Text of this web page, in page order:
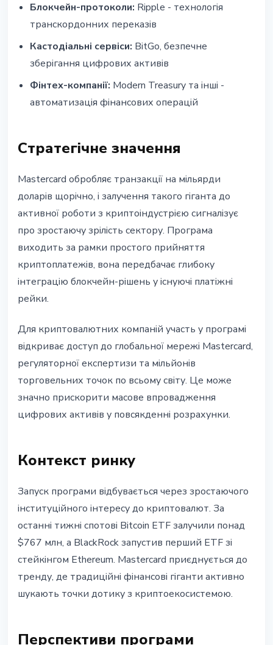
Блокчейн-протоколи: Ripple - технологія
транскордонних переказів
Кастодіальні сервіси: BitGo, безпечне
зберігання цифрових активів
Фінтех-компанії: Modern Treasury та інші -
автоматизація фінансових операцій
Стратегічне значення
Mastercard обробляє транзакції на мільярди
доларів щорічно, і залучення такого гіганта до
активної роботи з криптоіндустрією сигналізує
про зростаючу зрілість сектору. Програма
виходить за рамки простого прийняття
криптоплатежів, вона передбачає глибоку
інтеграцію блокчейн-рішень у існуючі платіжні
рейки.
Для криптовалютних компаній участь у програмі
відкриває доступ до глобальної мережі Mastercard,
регуляторної експертизи та мільйонів
торговельних точок по всьому світу. Це може
значно прискорити масове впровадження
цифрових активів у повсякденні розрахунки.
Контекст ринку
Запуск програми відбувається через зростаючого
інституційного інтересу до криптовалют. За
останні тижні спотові Bitcoin ETF залучили понад
$767 млн, а BlackRock запустив перший ETF зі
стейкінгом Ethereum. Mastercard приєднується до
тренду, де традиційні фінансові гіганти активно
шукають точки дотику з криптоекосистемою.
Перспективи програми